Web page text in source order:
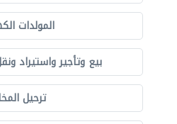
المولدات
بيع وتأجير واستيراد
ترحيل